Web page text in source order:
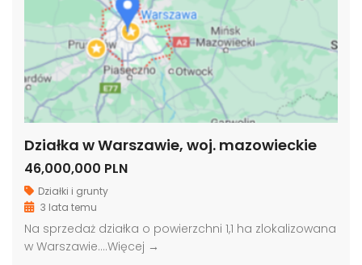
Działka w Warszawie, woj. mazowieckie
46,000,000 PLN
Działki i grunty
3 lata temu
Na sprzedaż działka o powierzchni 1,1 ha zlokalizowana
w Warszawie….Więcej →